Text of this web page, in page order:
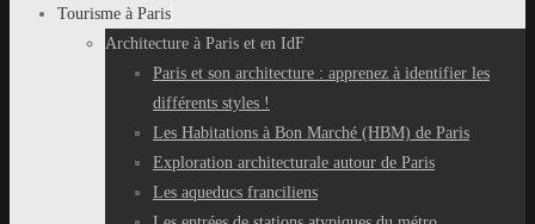
Tourisme à Paris
Architecture à Paris et en IdF
Paris et son architecture : apprenez à identifier les
différents styles !
Les Habitations à Bon Marché (HBM) de Paris
Exploration architecturale autour de Paris
Les aqueducs franciliens